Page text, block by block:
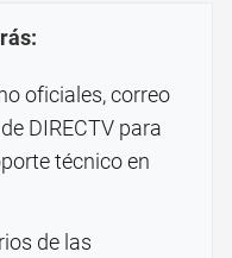
oficiales, correo
DIRECTV para
técnico en
de las